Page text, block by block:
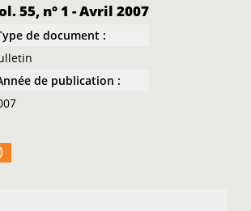
55, n° 1 - Avril 2007
de document :
de publication :